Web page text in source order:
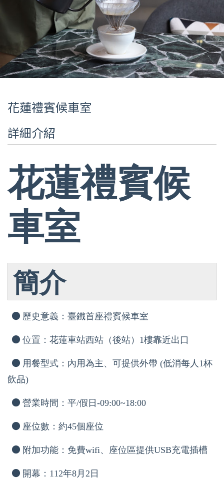
花蓮禮賓候車室
詳細介紹
花蓮禮賓候
車室
簡介
● 歷史意義：臺鐵首座禮賓候車室
● 位置：花蓮車站西站（後站）1樓靠近出口
● 用餐型式：內用為主、可提供外帶 (低消每人1杯
飲品)
● 營業時間：平/假日-09:00~18:00
● 座位數：約45個座位
● 附加功能：免費wifi、座位區提供USB充電插槽
● 開幕：112年8月2日